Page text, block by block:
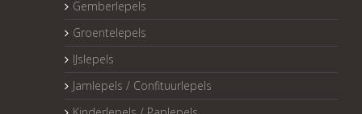
Gemberlepels
Groentelepels
IJslepels
Jamlepels / Confituurlepels